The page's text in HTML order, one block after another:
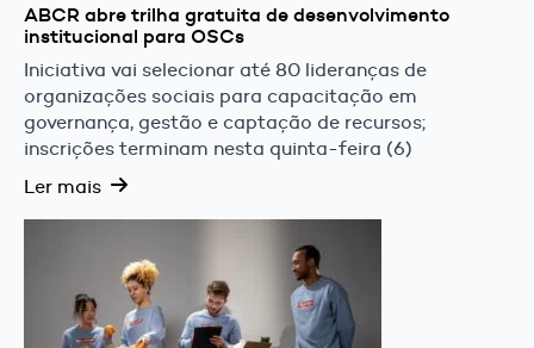
ABCR abre trilha gratuita de desenvolvimento
institucional para OSCs
Iniciativa vai selecionar até 80 lideranças de
organizações sociais para capacitação em
governança, gestão e captação de recursos;
inscrições terminam nesta quinta-feira (6)
Ler mais